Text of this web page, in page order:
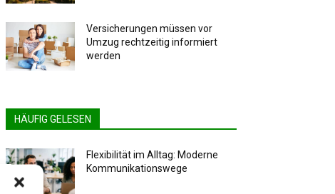
Versicherungen müssen vor
Umzug rechtzeitig informiert
werden
HÄUFIG GELESEN
Flexibilität im Alltag: Moderne
Kommunikationswege